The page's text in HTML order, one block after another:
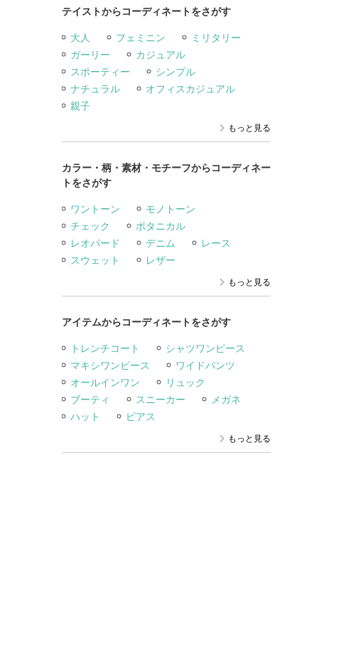
テイストからコーディネートをさがす
大人 フェミニン
ミリタリー
ガーリー
カジュアル
スポーティー
シンプル
ナチュラル
オフィスカジュアル
親子
もっと見る
カラー・柄・素材・モチーフからコーディネー
トをさがす
ワントーン
モノトーン
チェック
ボタニカル
レオパード
デニム
レース
スウェット
レザー
もっと見る
アイテムからコーディネートをさがす
トレンチコート
シャツワンピース
マキシワンピース
ワイドパンツ
オールインワン
リュック
ブーティ
スニーカー
メガネ
ハット
ピアス
もっと見る